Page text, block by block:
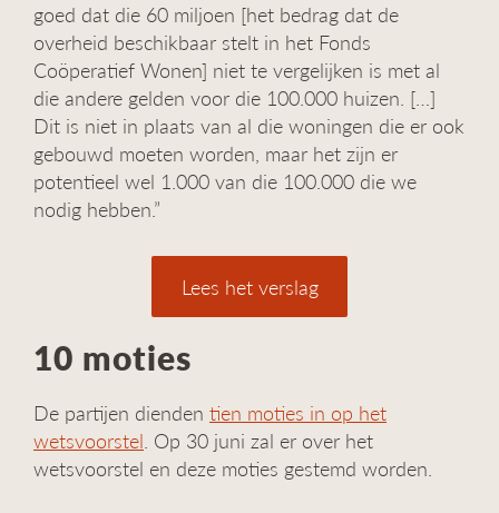
goed dat die 60 miljoen [het bedrag dat de
overheid beschikbaar stelt in het Fonds
Coöperatief Wonen] niet te vergelijken is met al
die andere gelden voor die 100.000 huizen. […]
Dit is niet in plaats van al die woningen die er ook
gebouwd moeten worden, maar het zijn er
potentieel wel 1.000 van die 100.000 die we
nodig hebben.”
Lees het verslag
10 moties
De partijen dienden tien moties in op het
wetsvoorstel . Op 30 juni zal er over het
wetsvoorstel en deze moties gestemd worden.